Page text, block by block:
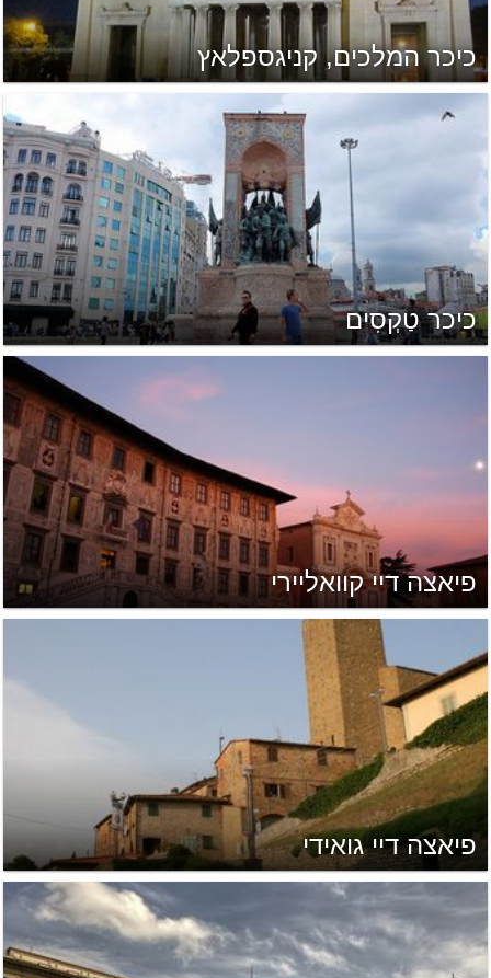
כיכר המלכים, קניגספלאץ
כיכר טַקְסִים
פיאצה דיי קוואליירי
פיאצה דיי גואידי